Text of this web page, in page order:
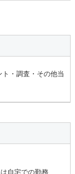
・調査・その他当
自宅での勤務